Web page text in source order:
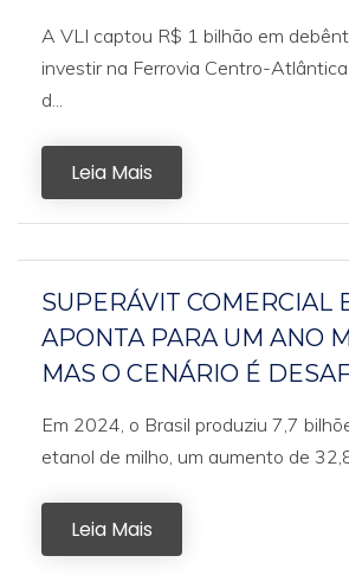
A VLI captou R$ 1 bilhão em
investir na Ferrovia Centro-
d...
Leia Mais
SUPERÁVIT COMERCIAL
APONTA PARA UM ANO
MAS O CENÁRIO É
Em 2024, o Brasil produziu 7,7
etanol de milho, um aumento de
Leia Mais